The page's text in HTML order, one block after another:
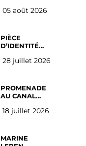
D’ABANDONNER
05 août 2026
PIÈCE
D’IDENTITÉ
SUR LES
l’avis des
Français
28 juillet 2026
PROMENADE
AU CANAL
(les gauchistes
18 juillet 2026
MARINE